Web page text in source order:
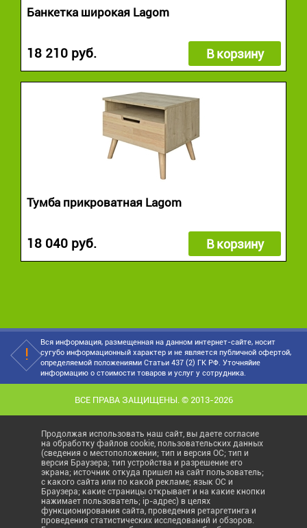
Банкетка широкая Lagom
18 210 руб. В корзину
Тумба прикроватная Lagom
18 040 руб. В корзину
Вся информация, размещенная на данном интернет-сайте, носит
сугубо информационный характер и не является публичной офертой,
определяемой положениями Статьи 437 (2) ГК РФ. Уточняйие
информацию о стоимости товаров и услуг у сотрудника.
ВСЕ ПРАВА ЗАЩИЩЕНЫ. © 2013-2026
Продолжая использовать наш сайт, вы даете согласие
на обработку файлов cookie, пользовательских данных
(сведения о местоположении; тип и версия ОС; тип и
версия Браузера; тип устройства и разрешение его
экрана; источник откуда пришел на сайт пользователь;
с какого сайта или по какой рекламе; язык ОС и
Браузера; какие страницы открывает и на какие кнопки
нажимает пользователь; ip-адрес) в целях
функционирования сайта, проведения ретаргетинга и
проведения статистических исследований и обзоров.